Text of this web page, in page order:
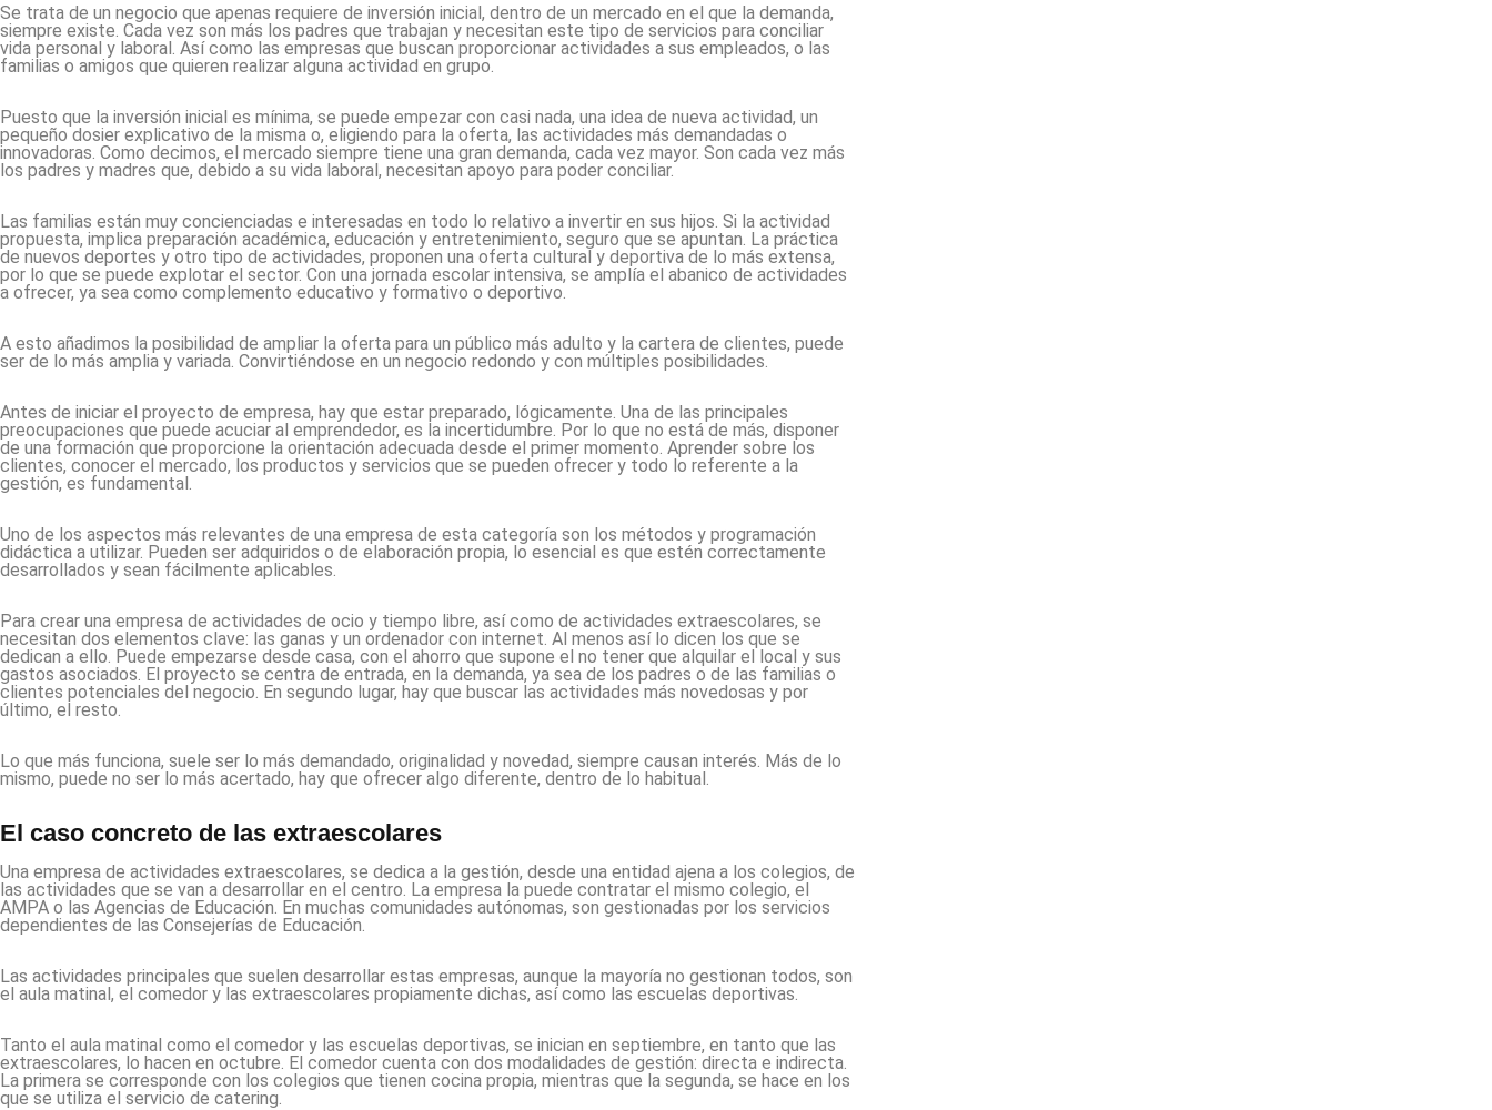
Se trata de un negocio que apenas requiere de inversión inicial, dentro de un mercado en el que la demanda,
siempre existe. Cada vez son más los padres que trabajan y necesitan este tipo de servicios para conciliar
vida personal y laboral. Así como las empresas que buscan proporcionar actividades a sus empleados, o las
familias o amigos que quieren realizar alguna actividad en grupo.
Puesto que la inversión inicial es mínima, se puede empezar con casi nada, una idea de nueva actividad, un
pequeño dosier explicativo de la misma o, eligiendo para la oferta, las actividades más demandadas o
innovadoras. Como decimos, el mercado siempre tiene una gran demanda, cada vez mayor. Son cada vez más
los padres y madres que, debido a su vida laboral, necesitan apoyo para poder conciliar.
Las familias están muy concienciadas e interesadas en todo lo relativo a invertir en sus hijos. Si la actividad
propuesta, implica preparación académica, educación y entretenimiento, seguro que se apuntan. La práctica
de nuevos deportes y otro tipo de actividades, proponen una oferta cultural y deportiva de lo más extensa,
por lo que se puede explotar el sector. Con una jornada escolar intensiva, se amplía el abanico de actividades
a ofrecer, ya sea como complemento educativo y formativo o deportivo.
A esto añadimos la posibilidad de ampliar la oferta para un público más adulto y la cartera de clientes, puede
ser de lo más amplia y variada. Convirtiéndose en un negocio redondo y con múltiples posibilidades.
Antes de iniciar el proyecto de empresa, hay que estar preparado, lógicamente. Una de las principales
preocupaciones que puede acuciar al emprendedor, es la incertidumbre. Por lo que no está de más, disponer
de una formación que proporcione la orientación adecuada desde el primer momento. Aprender sobre los
clientes, conocer el mercado, los productos y servicios que se pueden ofrecer y todo lo referente a la
gestión, es fundamental.
Uno de los aspectos más relevantes de una empresa de esta categoría son los métodos y programación
didáctica a utilizar. Pueden ser adquiridos o de elaboración propia, lo esencial es que estén correctamente
desarrollados y sean fácilmente aplicables.
Para crear una empresa de actividades de ocio y tiempo libre, así como de actividades extraescolares, se
necesitan dos elementos clave: las ganas y un ordenador con internet. Al menos así lo dicen los que se
dedican a ello. Puede empezarse desde casa, con el ahorro que supone el no tener que alquilar el local y sus
gastos asociados. El proyecto se centra de entrada, en la demanda, ya sea de los padres o de las familias o
clientes potenciales del negocio. En segundo lugar, hay que buscar las actividades más novedosas y por
último, el resto.
Lo que más funciona, suele ser lo más demandado, originalidad y novedad, siempre causan interés. Más de lo
mismo, puede no ser lo más acertado, hay que ofrecer algo diferente, dentro de lo habitual.
El caso concreto de las extraescolares
Una empresa de actividades extraescolares, se dedica a la gestión, desde una entidad ajena a los colegios, de
las actividades que se van a desarrollar en el centro. La empresa la puede contratar el mismo colegio, el
AMPA o las Agencias de Educación. En muchas comunidades autónomas, son gestionadas por los servicios
dependientes de las Consejerías de Educación.
Las actividades principales que suelen desarrollar estas empresas, aunque la mayoría no gestionan todos, son
el aula matinal, el comedor y las extraescolares propiamente dichas, así como las escuelas deportivas.
Tanto el aula matinal como el comedor y las escuelas deportivas, se inician en septiembre, en tanto que las
extraescolares, lo hacen en octubre. El comedor cuenta con dos modalidades de gestión: directa e indirecta.
La primera se corresponde con los colegios que tienen cocina propia, mientras que la segunda, se hace en los
que se utiliza el servicio de catering.